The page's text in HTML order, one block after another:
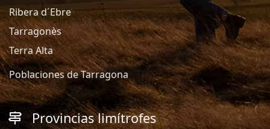
Ribera d´Ebre
Tarragonès
Terra Alta
Poblaciones de Tarragona
Provincias limítrofes